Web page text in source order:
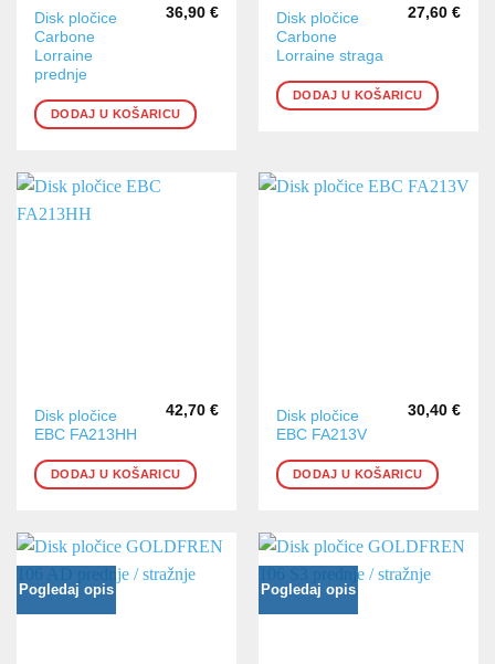
Disk pločice
Carbone
Lorraine
prednje
36,90 €
DODAJ U KOŠARICU
Disk pločice
Carbone
Lorraine straga
27,60 €
DODAJ U KOŠARICU
Disk pločice
EBC FA213HH
42,70 €
DODAJ U KOŠARICU
Disk pločice
EBC FA213V
30,40 €
DODAJ U KOŠARICU
Pogledaj opis Pogledaj opis